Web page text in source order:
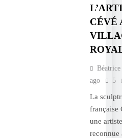
CÉVÉ
Béatrice
ago
5
La
française
une artiste
reconnue